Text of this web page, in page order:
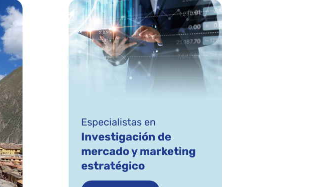
Especialistas en
Investigación de
mercado y marketing
estratégico